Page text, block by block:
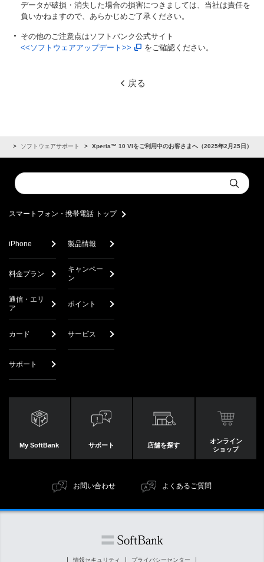
データが破損・消失した場合の損害につきましては、当社は責任を
負いかねますので、あらかじめご了承ください。
その他のご注意点はソフトバンク公式サイト
<<ソフトウェアアップデート>>
をご確認ください。
戻る
ソフトウェアサポート Xperia™ 10 VIをご利用中のお客さまへ（2025年2月25日）
Conduct
a
Submit
スマートフォン・携帯電話 トップ
iPhone 製品情報
料金プラン
キャンペー
ン
通信・エリ
ア
ポイント
カード サービス
サポート
My SoftBank サポート 店舗を探す
オンライン
ショップ
お問い合わせ よくあるご質問
情報セキュリティ プライバシーセンター